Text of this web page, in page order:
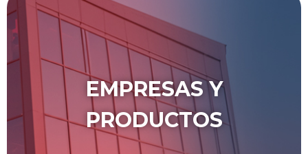
EMPRESAS Y
PRODUCTOS